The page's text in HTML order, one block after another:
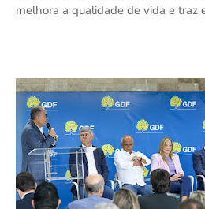
melhora a qualidade de vida e traz